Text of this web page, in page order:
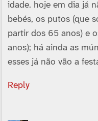
idade. hoje em dia já
bebés, os putos (que
partir dos 65 anos) e
anos); há ainda as
esses já não vão a
Reply